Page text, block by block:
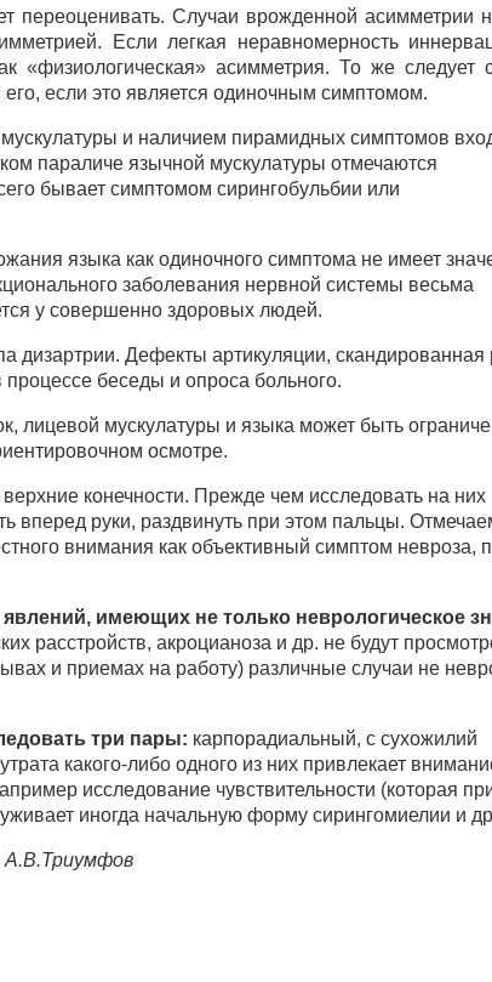
переоценивать. Случаи врожденной асимметрии
Если легкая неравномерность
«физиологическая» асимметрия. То же следует
если это является одиночным симптомом.
и наличием пирамидных симптомов
параличе язычной мускулатуры отмечаются
бывает симптомом сирингобульбии или
языка как одиночного симптома не имеет
заболевания нервной системы весьма
у совершенно здоровых людей.
дизартрии. Дефекты артикуляции, скандированная
беседы и опроса больного.
лицевой мускулатуры и языка может быть
осмотре.
конечности. Прежде чем исследовать на них
вперед руки, раздвинуть при этом пальцы.
внимания как объективный симптом невроза,
имеющих не только неврологическое
расстройств, акроцианоза и др. не будут
и приемах на работу) различные случаи не
три пары: карпорадиальный, с сухожилий
какого-либо одного из них привлекает
исследование чувствительности (которая
иногда начальную форму сирингомиелии и
А.В.Триумфов